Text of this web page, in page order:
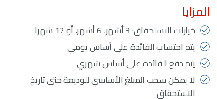
المزايا
خيارات الاستحقاق: 3 أشهر، 6 أشهر، أو 12 شهرا
يتم احتساب الفائدة على أساس يومي
يتم دفع الفائدة على أساس شهري
لا يمكن سحب المبلغ الأساسي للوديعة حتى تاريخ
الاستحقاق